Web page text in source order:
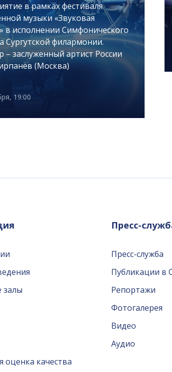
в рамках фестиваля
музыки «Звуковая
в исполнении Симфонического
Сургутской филармонии.
– заслуженный артист России
(Москва)
19:00
залы
оценка качества
Пресс-
Пресс-служба
Публикации в
Репортажи
Фотогалерея
Видео
Аудио